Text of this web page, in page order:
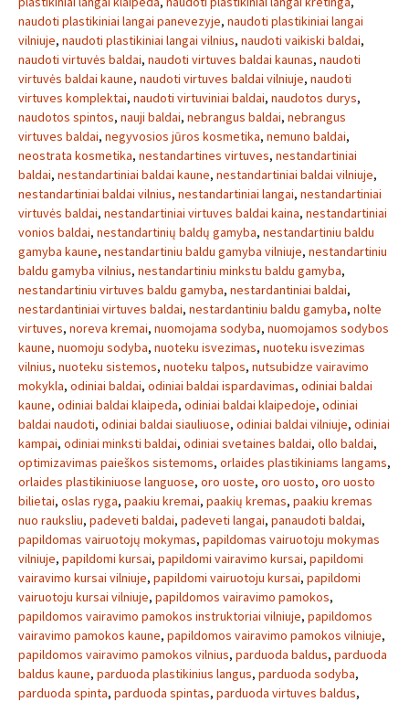
naudoti plastikiniai langai panevezyje, naudoti plastikiniai langai
vilniuje, naudoti plastikiniai langai vilnius, naudoti vaikiski baldai,
naudoti virtuvės baldai, naudoti virtuves baldai kaunas, naudoti
virtuvės baldai kaune, naudoti virtuves baldai vilniuje, naudoti
virtuves komplektai, naudoti virtuviniai baldai, naudotos durys,
naudotos spintos, nauji baldai, nebrangus baldai, nebrangus
virtuves baldai, negyvosios jūros kosmetika, nemuno baldai,
neostrata kosmetika, nestandartines virtuves, nestandartiniai
baldai, nestandartiniai baldai kaune, nestandartiniai baldai vilniuje,
nestandartiniai baldai vilnius, nestandartiniai langai, nestandartiniai
virtuvės baldai, nestandartiniai virtuves baldai kaina, nestandartiniai
vonios baldai, nestandartinių baldų gamyba, nestandartiniu baldu
gamyba kaune, nestandartiniu baldu gamyba vilniuje, nestandartiniu
baldu gamyba vilnius, nestandartiniu minkstu baldu gamyba,
nestandartiniu virtuves baldu gamyba, nestardantiniai baldai,
nestardantiniai virtuves baldai, nestardantiniu baldu gamyba, nolte
virtuves, noreva kremai, nuomojama sodyba, nuomojamos sodybos
kaune, nuomoju sodyba, nuoteku isvezimas, nuoteku isvezimas
vilnius, nuoteku sistemos, nuoteku talpos, nutsubidze vairavimo
mokykla, odiniai baldai, odiniai baldai ispardavimas, odiniai baldai
kaune, odiniai baldai klaipeda, odiniai baldai klaipedoje, odiniai
baldai naudoti, odiniai baldai siauliuose, odiniai baldai vilniuje, odiniai
kampai, odiniai minksti baldai, odiniai svetaines baldai, ollo baldai,
optimizavimas paieškos sistemoms, orlaides plastikiniams langams,
orlaides plastikiniuose languose, oro uoste, oro uosto, oro uosto
bilietai, oslas ryga, paakiu kremai, paakių kremas, paakiu kremas
nuo rauksliu, padeveti baldai, padeveti langai, panaudoti baldai,
papildomas vairuotojų mokymas, papildomas vairuotoju mokymas
vilniuje, papildomi kursai, papildomi vairavimo kursai, papildomi
vairavimo kursai vilniuje, papildomi vairuotoju kursai, papildomi
vairuotoju kursai vilniuje, papildomos vairavimo pamokos,
papildomos vairavimo pamokos instruktoriai vilniuje, papildomos
vairavimo pamokos kaune, papildomos vairavimo pamokos vilniuje,
papildomos vairavimo pamokos vilnius, parduoda baldus, parduoda
baldus kaune, parduoda plastikinius langus, parduoda sodyba,
parduoda spinta, parduoda spintas, parduoda virtuves baldus,